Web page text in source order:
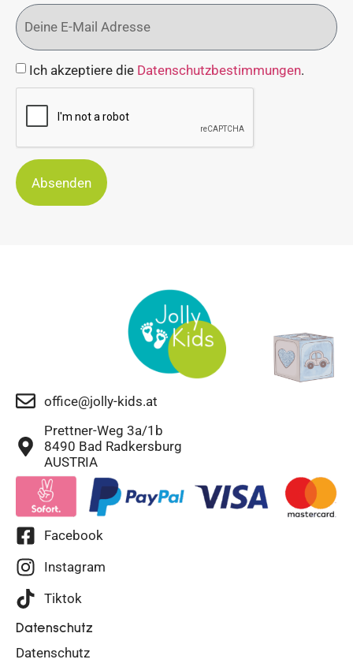
Ich akzeptiere die Datenschutzbestimmungen.
Absenden
office@jolly-kids.at
Prettner-Weg 3a/1b
8490 Bad Radkersburg
AUSTRIA
Facebook
Instagram
Tiktok
Datenschutz
Datenschutz